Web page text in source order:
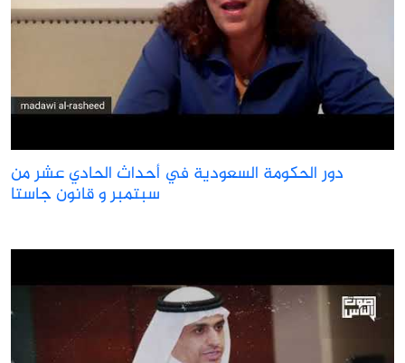
دور الحكومة السعودية في أحداث الحادي عشر من
سبتمبر و قانون جاستا